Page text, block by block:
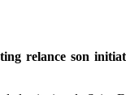
relance son